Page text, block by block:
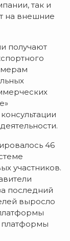
так и
на внешние
получают
мерам
46
участников.
последний
выросло
платформы